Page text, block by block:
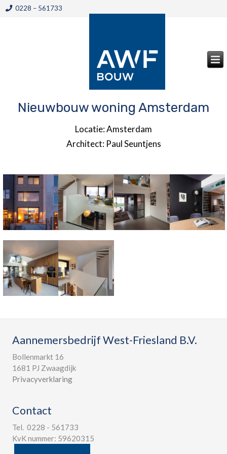
0228 – 561733
Nieuwbouw woning Amsterdam
Locatie: Amsterdam
Architect: Paul Seuntjens
Aannemersbedrijf West-Friesland B.V.
Bollenmarkt 16
1681 PJ Zwaagdijk
Privacyverklaring
Contact
Tel. 0228 - 561733
KvK nummer: 59620315